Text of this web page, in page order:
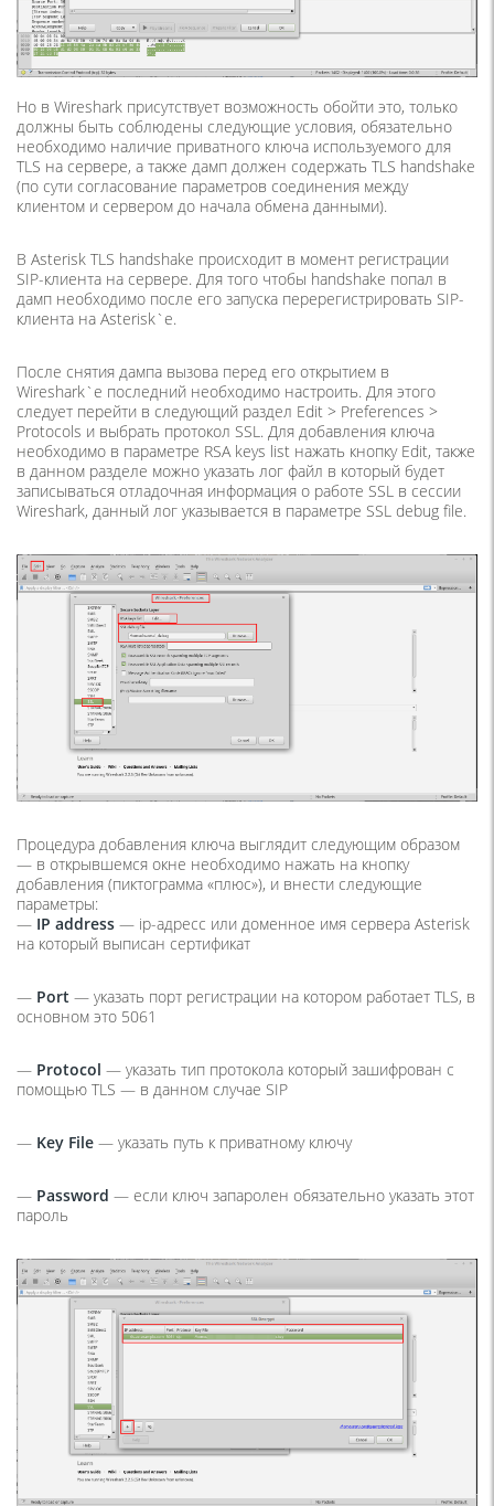
Но в Wireshark присутствует возможность обойти это, только
должны быть соблюдены следующие условия, обязательно
необходимо наличие приватного ключа используемого для
TLS на сервере, а также дамп должен содержать TLS handshake
(по сути согласование параметров соединения между
клиентом и сервером до начала обмена данными).
В Asterisk TLS handshake происходит в момент регистрации
SIP-клиента на сервере. Для того чтобы handshake попал в
дамп необходимо после его запуска перерегистрировать SIP-
клиента на Asterisk`е.
После снятия дампа вызова перед его открытием в
Wireshark`е последний необходимо настроить. Для этого
следует перейти в следующий раздел Edit > Preferences >
Protocols и выбрать протокол SSL. Для добавления ключа
необходимо в параметре RSA keys list нажать кнопку Edit, также
в данном разделе можно указать лог файл в который будет
записываться отладочная информация о работе SSL в сессии
Wireshark, данный лог указывается в параметре SSL debug file.
Процедура добавления ключа выглядит следующим образом
— в открывшемся окне необходимо нажать на кнопку
добавления (пиктограмма «плюс»), и внести следующие
параметры:
— IP address — ip-адресс или доменное имя сервера Asterisk
на который выписан сертификат
— Port — указать порт регистрации на котором работает TLS, в
основном это 5061
— Protocol — указать тип протокола который зашифрован с
помощью TLS — в данном случае SIP
— Key File — указать путь к приватному ключу
— Password — если ключ запаролен обязательно указать этот
пароль